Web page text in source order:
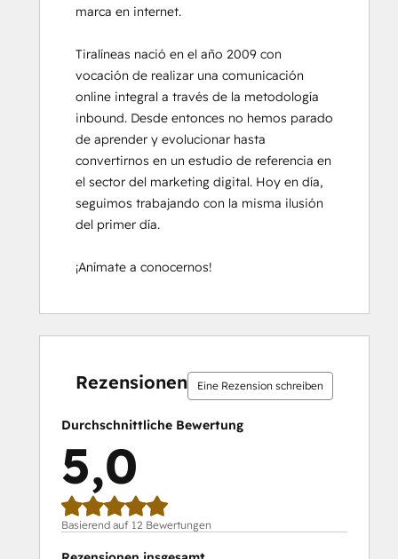
marca en internet.
Tiralíneas nació en el año 2009 con
vocación de realizar una comunicación
online integral a través de la metodología
inbound. Desde entonces no hemos parado
de aprender y evolucionar hasta
convertirnos en un estudio de referencia en
el sector del marketing digital. Hoy en día,
seguimos trabajando con la misma ilusión
del primer día.
¡Anímate a conocernos!
Rezensionen Eine Rezension schreiben
Durchschnittliche Bewertung
5,0
Basierend auf 12 Bewertungen